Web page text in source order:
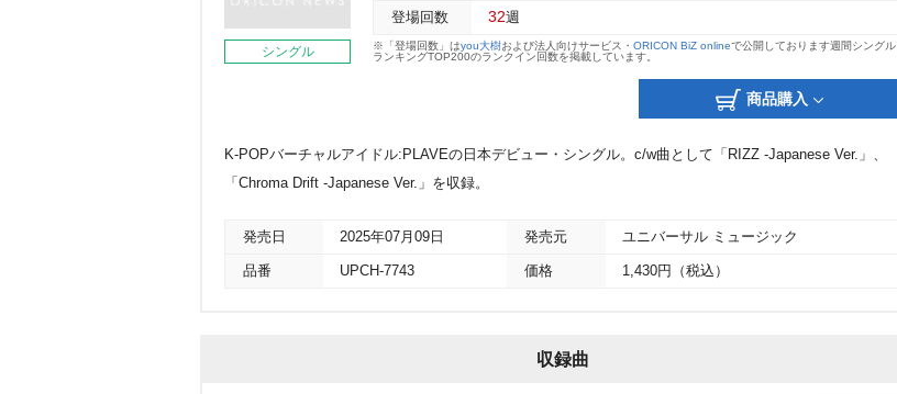
シングル
登場回数 32週
※「登場回数」はyou大樹および法人向けサービス・ ORICON BiZ onlineで公開しております週間シングル
ランキングTOP200のランクイン回数を掲載しています。
商品購入
K-POPバーチャルアイドル:PLAVEの日本デビュー・シングル。c/w曲として「RIZZ -Japanese Ver.」、
「Chroma Drift -Japanese Ver.」を収録。
発売日 2025年07月09日 発売元 ユニバーサル ミュージック
品番 UPCH-7743 価格 1,430円（税込）
収録曲